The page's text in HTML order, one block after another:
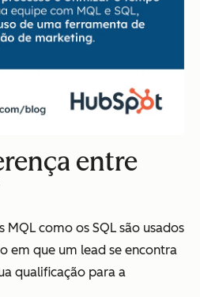
entre
como os SQL são usados
em que um lead se encontra
qualificação para a